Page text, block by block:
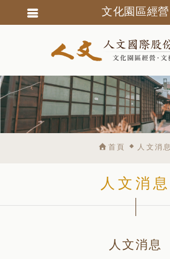
首頁 人文消息
人文消息
人文消息
文化園區經營
會員註冊
忘記密碼
訂單查詢
匯款通知